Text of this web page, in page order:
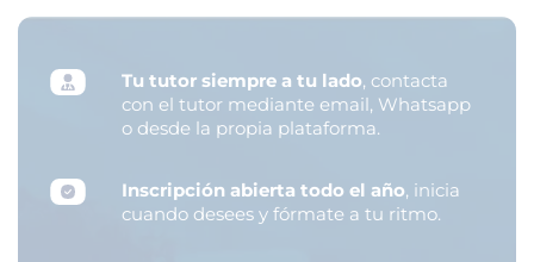
Tu tutor siempre a tu lado, contacta
con el tutor mediante email, Whatsapp
o desde la propia plataforma.
Inscripción abierta todo el año, inicia
cuando desees y fórmate a tu ritmo.